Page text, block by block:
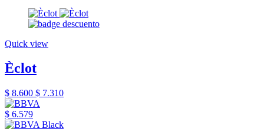
Quick view
Èclot
$ 8.600 $ 7.310
$ 6.579